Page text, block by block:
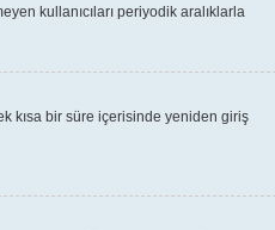
kullanıcıları periyodik aralıklarla
kısa bir süre içerisinde yeniden giriş